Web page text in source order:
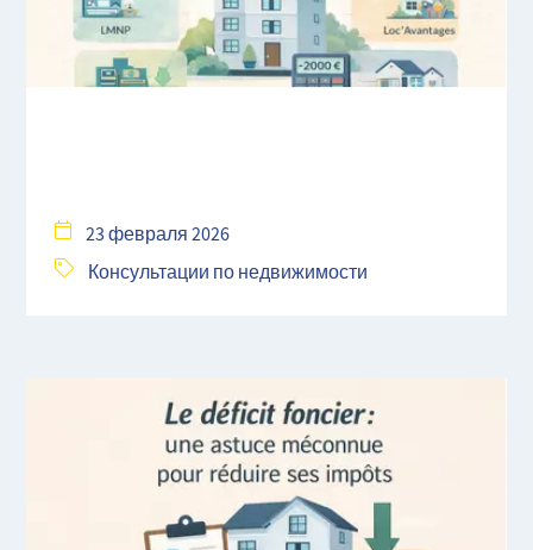
23 февраля 2026
Консультации по недвижимости